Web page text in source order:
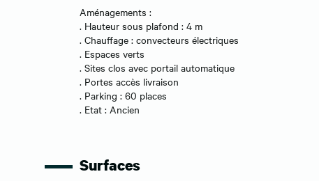
Aménagements :
. Hauteur sous plafond : 4 m
. Chauffage : convecteurs électriques
. Espaces verts
. Sites clos avec portail automatique
. Portes accès livraison
. Parking : 60 places
. Etat : Ancien
Surfaces